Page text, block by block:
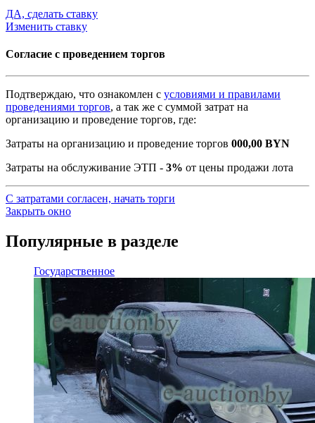
ДА, сделать ставку
Изменить ставку
Согласие с проведением торгов
Подтверждаю, что ознакомлен с условиями и правилами
проведениями торгов, а так же с суммой затрат на
организацию и проведение торгов, где:
Затраты на организацию и проведение торгов 000,00 BYN
Затраты на обслуживание ЭТП - 3% от цены продажи лота
С затратами согласен, начать торги
Закрыть окно
Популярные в разделе
Государственное